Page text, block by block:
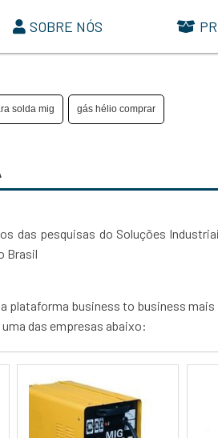
SOBRE NÓS
solda mig gás hélio comprar
das pesquisas do Soluções
Brasil
plataforma business to business
das empresas abaixo: